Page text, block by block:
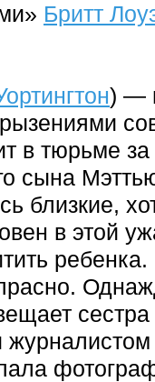
Бритт
) —
в тюрьме
сына
близкие,
в этой